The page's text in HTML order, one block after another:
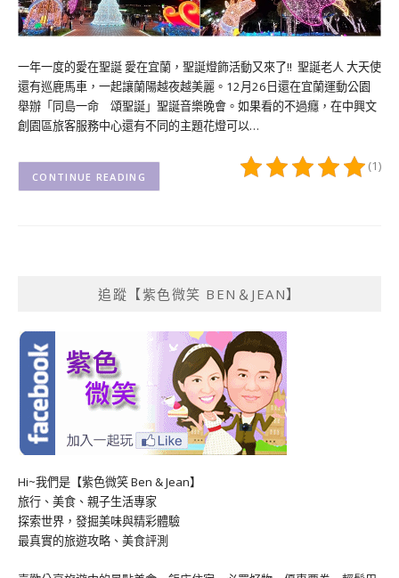
一年一度的愛在聖誕 愛在宜蘭，聖誕燈飾活動又來了!! 聖誕老人 大天使
還有巡鹿馬車，一起讓蘭陽越夜越美麗。12月26日還在宜蘭運動公園
舉辦「同島一命 頌聖誕」聖誕音樂晚會。如果看的不過癮，在中興文
創園區旅客服務中心還有不同的主題花燈可以…
(1)
CONTINUE READING
追蹤【紫色微笑 BEN＆JEAN】
Hi~我們是【紫色微笑 Ben & Jean】
旅行、美食、親子生活專家
探索世界，發掘美味與精彩體驗
最真實的旅遊攻略、美食評測